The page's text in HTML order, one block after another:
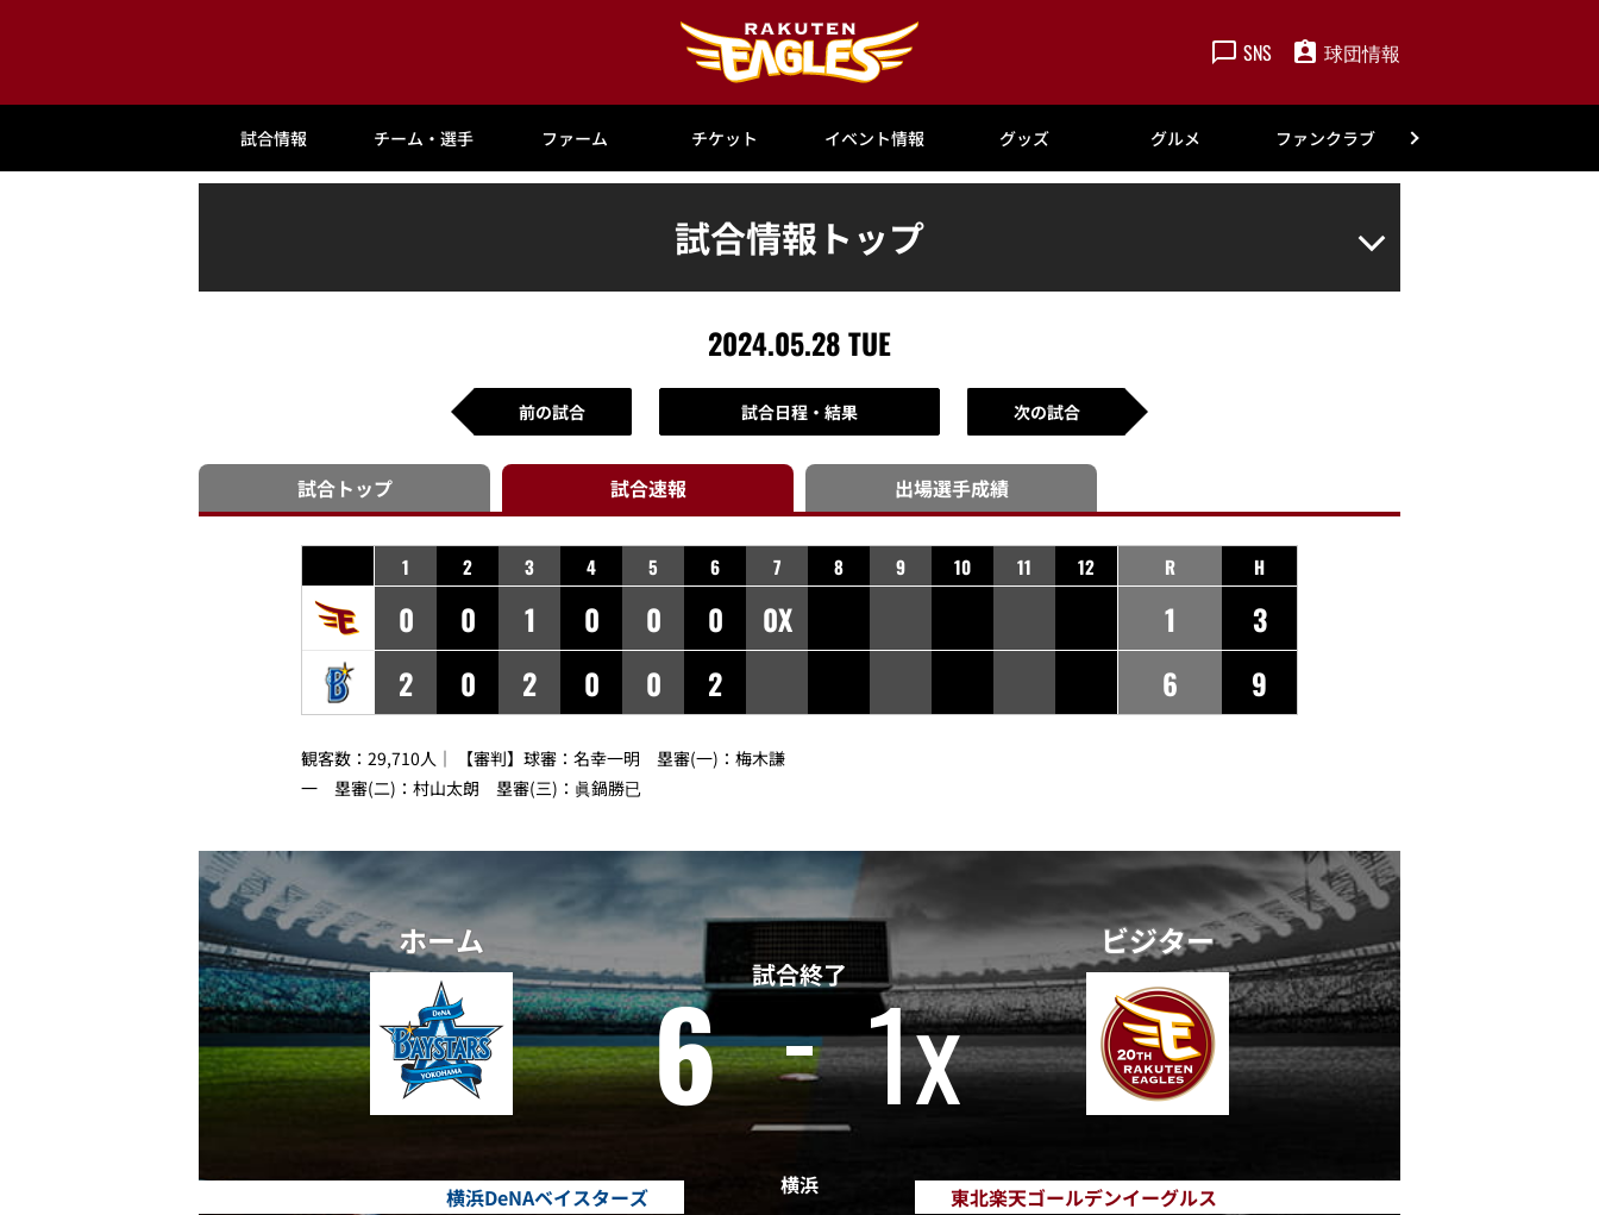
SNS 球団情報
試合情報 チーム・選手 ファーム チケット イベント情報 グッズ グルメ ファンクラブ
試合情報トップ
2024.05.28 TUE
前の試合 試合日程・結果 次の試合
試合トップ 試合速報 出場選手成績
1 2 3 4 5 6 7 8 9 10 11 12
0 0 1 0 0 0
0X
2
0 2 0 0 2
R H
1
3
6
9
観客数：29,710人｜ 【審判】球審：名幸一明 塁審(一)：梅木謙
一 塁審(二)：村山太朗 塁審(三)：眞鍋勝已
ホーム
横浜DeNAベイスターズ
試合終了
6 1x
横浜
ビジター
東北楽天ゴールデンイーグルス